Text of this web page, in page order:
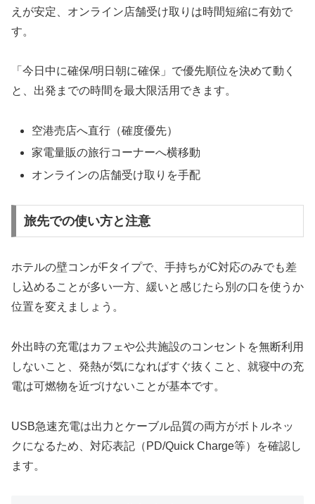
えが安定、オンライン店舗受け取りは時間短縮に有効で
す。
「今日中に確保/明日朝に確保」で優先順位を決めて動く
と、出発までの時間を最大限活用できます。
空港売店へ直行（確度優先）
家電量販の旅行コーナーへ横移動
オンラインの店舗受け取りを手配
旅先での使い方と注意
ホテルの壁コンがFタイプで、手持ちがC対応のみでも差
し込めることが多い一方、緩いと感じたら別の口を使うか
位置を変えましょう。
外出時の充電はカフェや公共施設のコンセントを無断利用
しないこと、発熱が気になればすぐ抜くこと、就寝中の充
電は可燃物を近づけないことが基本です。
USB急速充電は出力とケーブル品質の両方がボトルネッ
クになるため、対応表記（PD/Quick Charge等）を確認し
ます。